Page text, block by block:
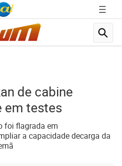
de cabine
em testes
foi flagrada em
a capacidade decarga da